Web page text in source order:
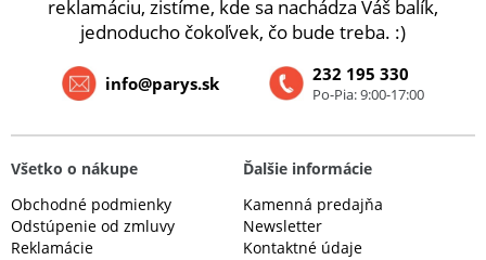
reklamáciu, zistíme, kde sa nachádza Váš balík,
jednoducho čokoľvek, čo bude treba. :)
232 195 330
Po-Pia: 9:00-17:00
info@parys.sk
Všetko o nákupe
Obchodné podmienky
Odstúpenie od zmluvy
Reklamácie
Ďalšie informácie
Kamenná predajňa
Newsletter
Kontaktné údaje